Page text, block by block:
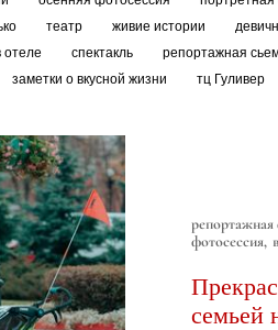
театр живие истории
отеле спектакль репортажная
заметки о вкусной жизни тц Гуливер
репортажная
фотосессия
семьей